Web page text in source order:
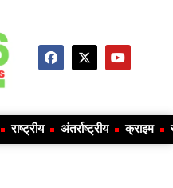
राष्ट्रीय अंतर्राष्ट्रीय क्राइम